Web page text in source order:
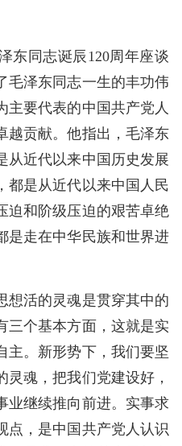
同志诞辰120周年座谈
毛泽东同志一生的丰功伟
主要代表的中国共产党人
越贡献。他指出，毛泽东
从近代以来中国历史发展
都是从近代以来中国人民
迫和阶级压迫的艰苦卓绝
是走在中华民族和世界进
活的灵魂是贯穿其中的
三个基本方面，这就是实
主。新形势下，我们要坚
魂，把我们党建设好，
业继续推向前进。实事求
点，是中国共产党人认识